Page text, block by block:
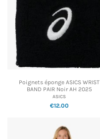
Poignets éponge ASICS WRIST
BAND PAIR Noir AH 2025
ASICS
€12.00